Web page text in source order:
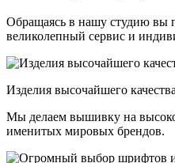
Обращаясь в нашу студию вы
великолепный сервис и
Изделия высочайшего качества
Мы делаем вышивку на
именитых мировых брендов.